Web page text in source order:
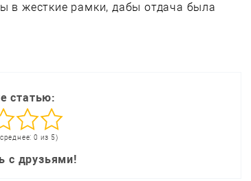
в жесткие рамки, дабы отдача была
статью:
0 из 5)
с друзьями!